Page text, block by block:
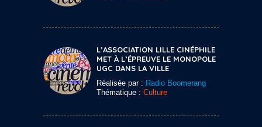
L’ASSOCIATION LILLE CINÉPHILE
MET À L’ÉPREUVE LE MONOPOLE
UGC DANS LA VILLE
Réalisée par : Radio Boomerang
Thématique : Culture